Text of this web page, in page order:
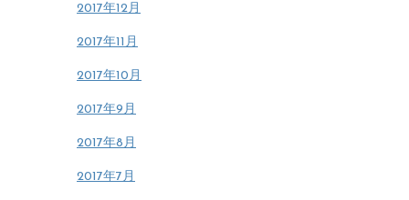
2017年12月
2017年11月
2017年10月
2017年9月
2017年8月
2017年7月